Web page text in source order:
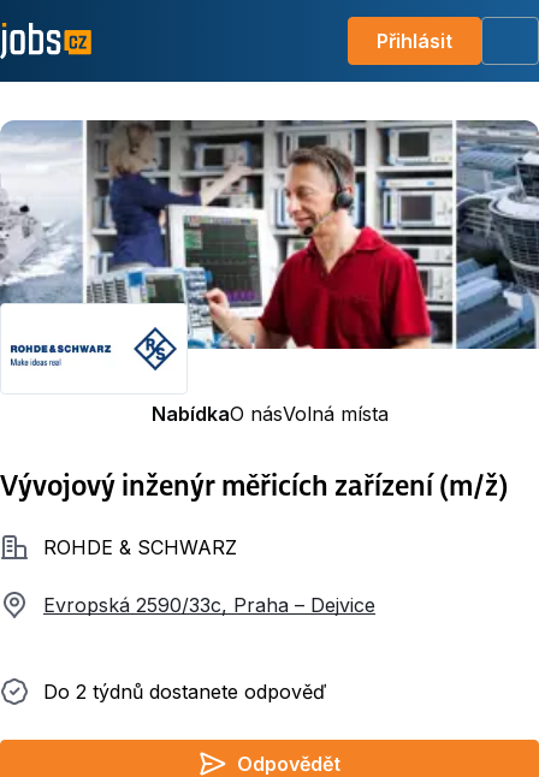
Přihlásit
NabídkaO násVolná místa
Vývojový inženýr měřicích zařízení (m/ž)
SpolečnostROHDE & SCHWARZ
Evropská 2590/33c, Praha – Dejvice
Do 2 týdnů dostanete odpověď
Do 2 týdnů dostanete odpověď
Odpovědět